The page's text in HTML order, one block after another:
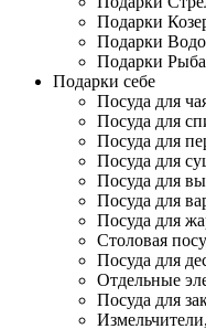
Подарки
Подарки
Подарки
Подарки себе
Посуда для
Посуда для
Посуда для
Посуда для
Посуда для
Посуда для
Посуда для
Столовая
Посуда для
Отдельные
Посуда для